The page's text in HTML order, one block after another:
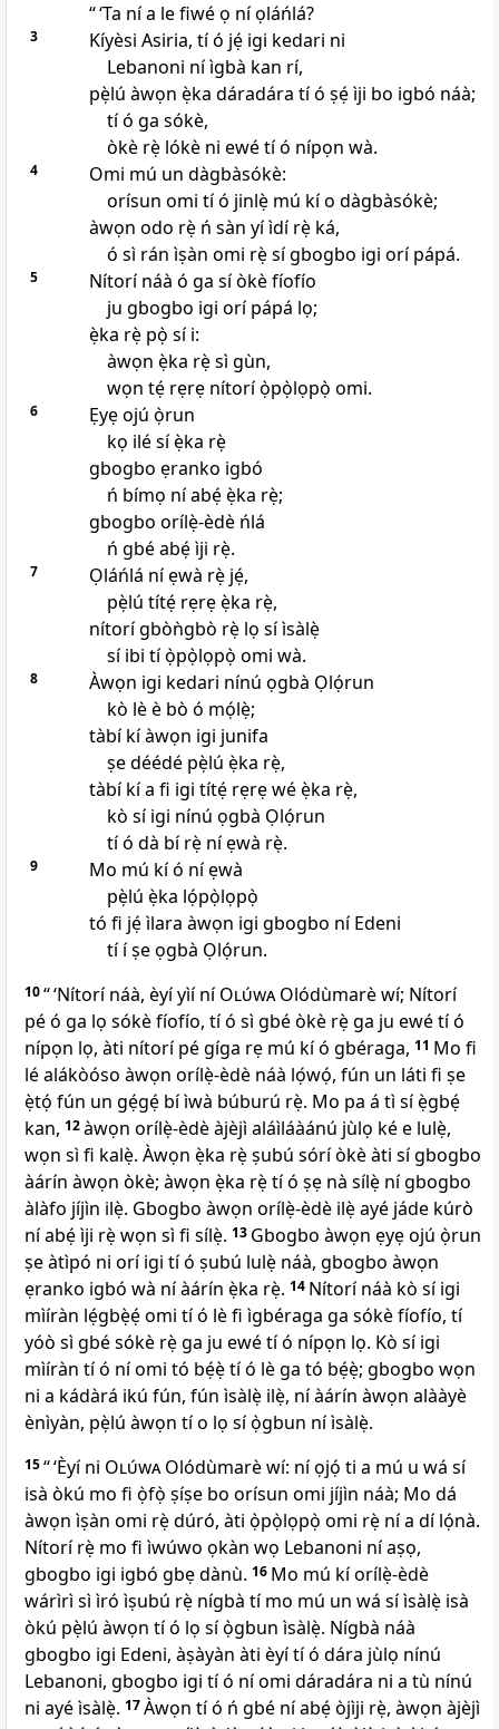
“ ‘Ta ní a le fiwé ọ ní ọláńlá?
3
Kíyèsi Asiria, tí ó jẹ́ igi kedari ni
Lebanoni ní ìgbà kan rí,
pẹ̀lú àwọn ẹ̀ka dáradára tí ó ṣẹ́ ìji bo igbó náà;
tí ó ga sókè,
òkè rẹ̀ lókè ni ewé tí ó nípọn wà.
4
Omi mú un dàgbàsókè:
orísun omi tí ó jinlẹ̀ mú kí o dàgbàsókè;
àwọn odo rẹ̀ ń sàn yí ìdí rẹ̀ ká,
ó sì rán ìṣàn omi rẹ̀ sí gbogbo igi orí pápá.
5
Nítorí náà ó ga sí òkè fíofío
ju gbogbo igi orí pápá lọ;
ẹ̀ka rẹ̀ pọ̀ sí i:
àwọn ẹ̀ka rẹ̀ sì gùn,
wọn tẹ́ rẹrẹ nítorí ọ̀pọ̀lọpọ̀ omi.
6
Ẹyẹ ojú ọ̀run
kọ ilé sí ẹ̀ka rẹ̀
gbogbo ẹranko igbó
ń bímọ ní abẹ́ ẹ̀ka rẹ̀;
gbogbo orílẹ̀-èdè ńlá
ń gbé abẹ́ ìji rẹ̀.
7
Ọláńlá ní ẹwà rẹ̀ jẹ́,
pẹ̀lú títẹ́ rẹrẹ ẹ̀ka rẹ̀,
nítorí gbòǹgbò rẹ̀ lọ sí ìsàlẹ̀
sí ibi tí ọ̀pọ̀lọpọ̀ omi wà.
8
Àwọn igi kedari nínú ọgbà Ọlọ́run
kò lè è bò ó mọ́lẹ̀;
tàbí kí àwọn igi junifa
ṣe déédé pẹ̀lú ẹ̀ka rẹ̀,
tàbí kí a fi igi títẹ́ rẹrẹ wé ẹ̀ka rẹ̀,
kò sí igi nínú ọgbà Ọlọ́run
tí ó dà bí rẹ̀ ní ẹwà rẹ̀.
9
Mo mú kí ó ní ẹwà
pẹ̀lú ẹ̀ka lọ́pọ̀lọpọ̀
tó fi jẹ́ ìlara àwọn igi gbogbo ní Edeni
tí í ṣe ọgbà Ọlọ́run.
10“ ‘Nítorí náà, èyí yìí níOlúwaOlódùmarè wí; Nítorí
pé ó ga lọ sókè fíofío, tí ó sì gbé òkè rẹ̀ ga ju ewé tí ó
nípọn lọ, àti nítorí pé gíga rẹ mú kí ó gbéraga, 11 Mo fi
lé alákòóso àwọn orílẹ̀-èdè náà lọ́wọ́, fún un láti fi ṣe
ẹ̀tọ́ fún un gẹ́gẹ́ bí ìwà búburú rẹ̀. Mo pa á tì sí ẹ̀gbẹ́
kan, 12àwọn orílẹ̀-èdè àjèjì aláìláàánú jùlọ ké e lulẹ̀,
wọn sì fi kalẹ̀. Àwọn ẹ̀ka rẹ̀ ṣubú sórí òkè àti sí gbogbo
àárín àwọn òkè; àwọn ẹ̀ka rẹ̀ tí ó ṣẹ nà sílẹ̀ ní gbogbo
àlàfo jíjìn ilẹ̀. Gbogbo àwọn orílẹ̀-èdè ilẹ̀ ayé jáde kúrò
ní abẹ́ ìji rẹ̀ wọn sì fi sílẹ̀. 13 Gbogbo àwọn ẹyẹ ojú ọ̀run
ṣe àtìpó ni orí igi tí ó ṣubú lulẹ̀ náà, gbogbo àwọn
ẹranko igbó wà ní àárín ẹ̀ka rẹ̀. 14 Nítorí náà kò sí igi
mìíràn lẹ́gbẹ̀ẹ́ omi tí ó lè fi ìgbéraga ga sókè fíofío, tí
yóò sì gbé sókè rẹ̀ ga ju ewé tí ó nípọn lọ. Kò sí igi
mìíràn tí ó ní omi tó bẹ́ẹ̀ tí ó lè ga tó bẹ́ẹ̀; gbogbo wọn
ni a kádàrá ikú fún, fún ìsàlẹ̀ ilẹ̀, ní àárín àwọn alààyè
ènìyàn, pẹ̀lú àwọn tí o lọ sí ọ̀gbun ní ìsàlẹ̀.
15“ ‘Èyí ni OlúwaOlódùmarè wí: ní ọjọ́ ti a mú u wá sí
isà òkú mo fi ọ̀fọ̀ ṣíṣe bo orísun omi jíjìn náà; Mo dá
àwọn ìṣàn omi rẹ̀ dúró, àti ọ̀pọ̀lọpọ̀ omi rẹ̀ ní a dí lọ́nà.
Nítorí rẹ̀ mo fi ìwúwo ọkàn wọ Lebanoni ní aṣọ,
gbogbo igi igbó gbẹ dànù. 16 Mo mú kí orílẹ̀-èdè
wárìrì sì ìró ìṣubú rẹ̀ nígbà tí mo mú un wá sí ìsàlẹ̀ isà
òkú pẹ̀lú àwọn tí ó lọ sí ọ̀gbun ìsàlẹ̀. Nígbà náà
gbogbo igi Edeni, àṣàyàn àti èyí tí ó dára jùlọ nínú
Lebanoni, gbogbo igi tí ó ní omi dáradára ni a tù nínú
ni ayé ìsàlẹ̀. 17Àwọn tí ó ń gbé ní abẹ́ òjìji rẹ̀, àwọn àjèjì